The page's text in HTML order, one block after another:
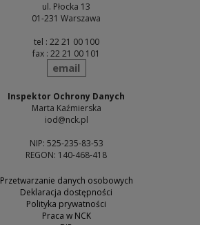
ul. Płocka 13
01-231 Warszawa
tel : 22 21 00 100
fax : 22 21 00 101
send
email
Inspektor Ochrony Danych
Marta Kaźmierska
iod@nck.pl
NIP: 525-235-83-53
REGON: 140-468-418
Przetwarzanie danych osobowych
Deklaracja dostępności
Polityka prywatności
Praca w NCK